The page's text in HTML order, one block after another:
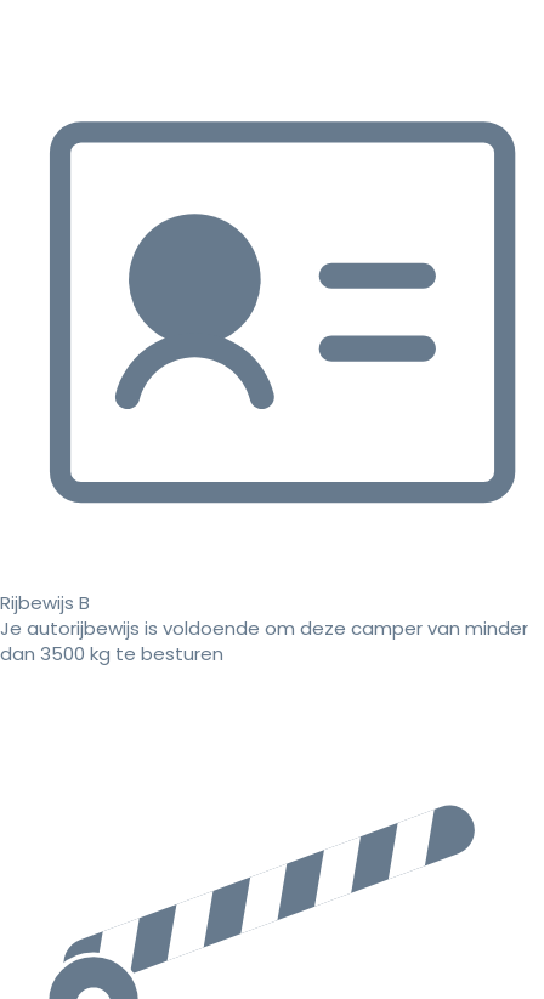
Rijbewijs B
Je autorijbewijs is voldoende om deze camper van minder
dan 3500 kg te besturen